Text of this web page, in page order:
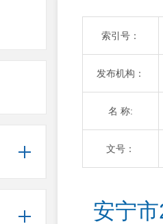
索引号：
发布机构：
名 称:
文号：
安宁